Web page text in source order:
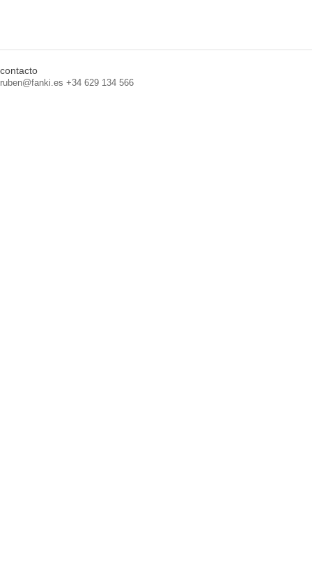
contacto
ruben@fanki.es +34 629 134 566